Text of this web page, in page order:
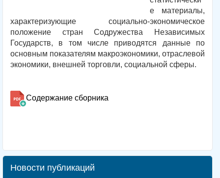
е материалы,
характеризующие социально-экономическое
положение стран Содружества Независимых
Государств, в том числе приводятся данные по
основным показателям макроэкономики, отраслевой
экономики, внешней торговли, социальной сферы.
Содержание сборника
Новости публикаций